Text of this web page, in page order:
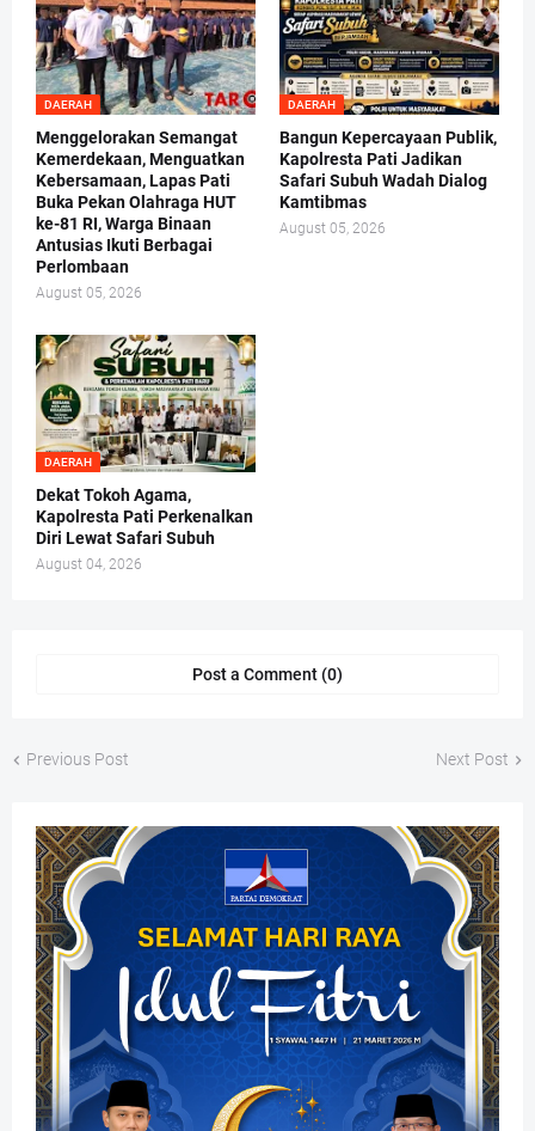
DAERAH
Menggelorakan Semangat
Kemerdekaan, Menguatkan
Kebersamaan, Lapas Pati
Buka Pekan Olahraga HUT
ke-81 RI, Warga Binaan
Antusias Ikuti Berbagai
Perlombaan
August 05, 2026
DAERAH
Bangun Kepercayaan Publik,
Kapolresta Pati Jadikan
Safari Subuh Wadah Dialog
Kamtibmas
August 05, 2026
DAERAH
Dekat Tokoh Agama,
Kapolresta Pati Perkenalkan
Diri Lewat Safari Subuh
August 04, 2026
Post a Comment (0)
Previous Post Next Post